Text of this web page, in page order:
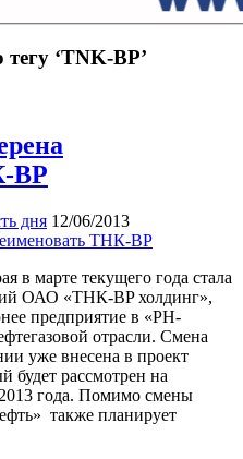
‘TNK-BP’
ВР
дня 12/06/2013
в марте текущего года стала
ОАО «ТНК-BP холдинг»,
предприятие в «РН-
отрасли. Смена
уже внесена в проект
будет рассмотрен на
года. Помимо смены
также планирует